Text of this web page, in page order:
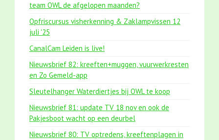
team OWL de afgelopen maanden?
Opfriscursus visherkenning & Zaklampvissen 12
juli '25
CanalCam Leiden is live!
Nieuwsbrief 82: kreeften+muggen, vuurwerkresten
en Zo Gemeld-app
Sleutelhanger Waterdiertjes bij OWL te koop
Nieuwsbrief 81: update TV 18 nov en ook de
Pakjesboot wacht op een deurbel
Nieuwsbrief 80: TV optredens, kreeftenplagen in